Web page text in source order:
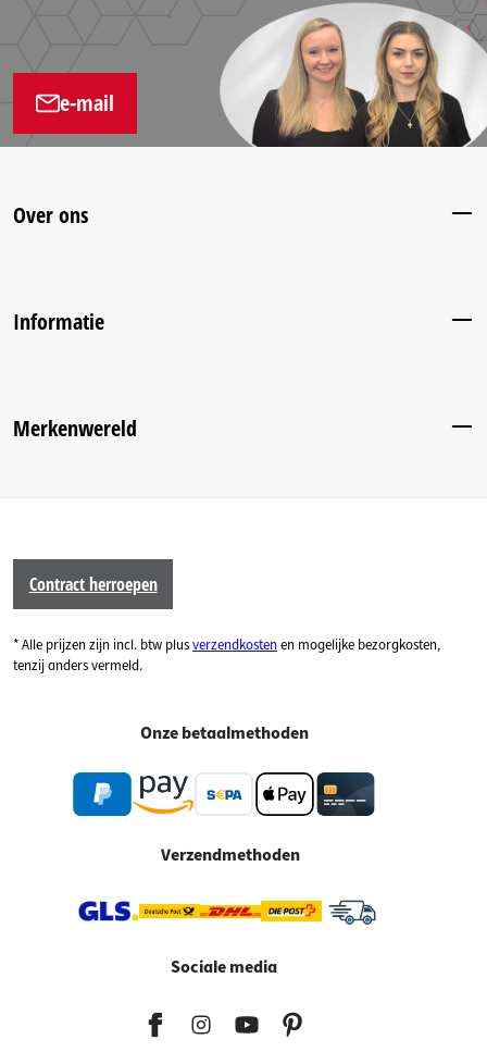
e-mail
Over ons
Informatie
Merkenwereld
Contract herroepen
* Alle prijzen zijn incl. btw plusverzendkostenen mogelijke bezorgkosten,
tenzij anders vermeld.
Onze betaalmethoden
Verzendmethoden
Sociale media